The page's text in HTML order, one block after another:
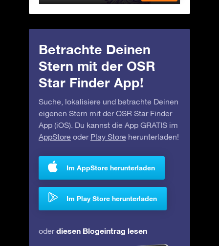
Betrachte Deinen
Stern mit der OSR
Star Finder App!
Suche, lokalisiere und betrachte Deinen
eigenen Stern mit der OSR Star Finder
App (iOS). Du kannst die App GRATIS im
AppStore oder Play Store herunterladen!
Im AppStore herunterladen
Im Play Store herunterladen
oderdiesen Blogeintrag lesen